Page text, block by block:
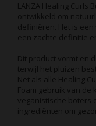
LANZA Healing Curls
ontwikkeld om
definiëren. Het is
een zachte definitie
Dit product vormt en
terwijl het pluizen
Net als alle Healing
Foam gebruik van de
veganistische boters
ingrediënten om